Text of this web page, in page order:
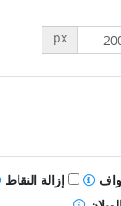
px
إزالة النقاط